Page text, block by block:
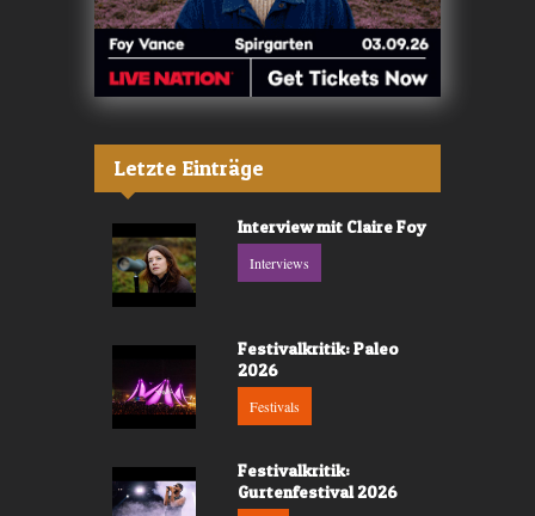
Letzte Einträge
Interview mit Claire Foy
Interviews
Festivalkritik: Paleo
2026
Festivals
Festivalkritik:
Gurtenfestival 2026